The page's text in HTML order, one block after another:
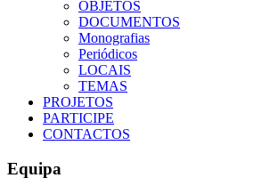
OBJETOS
DOCUMENTOS
Monografias
Periódicos
LOCAIS
TEMAS
PROJETOS
PARTICIPE
CONTACTOS
Equipa